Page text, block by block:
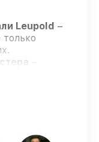
Leupold –
что
VX-3HD